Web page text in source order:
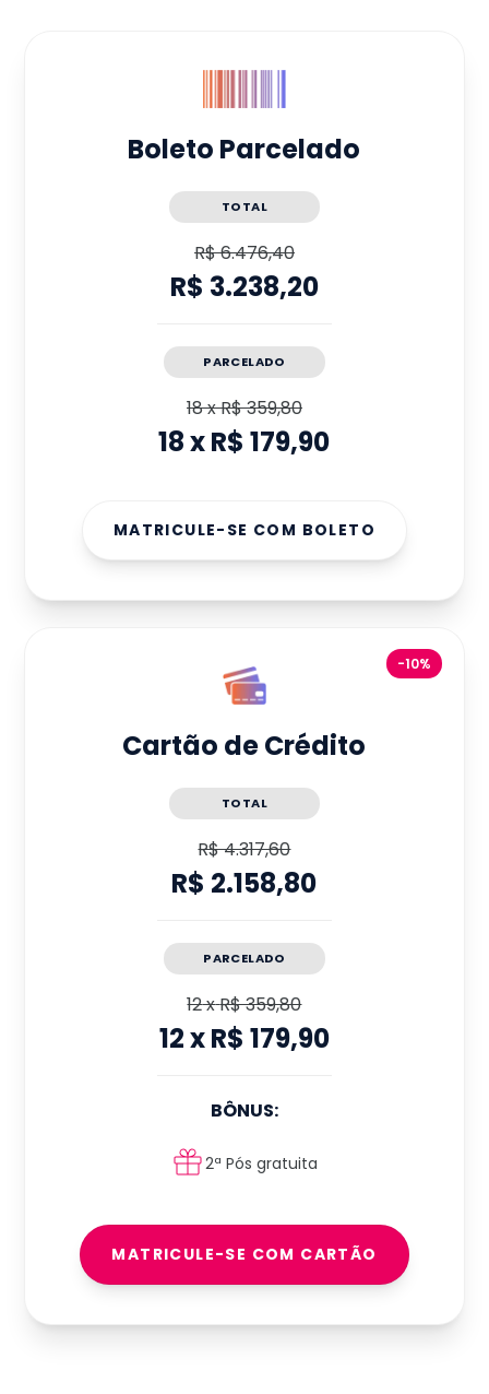
Boleto Parcelado
TOTAL
R$ 6.476,40
R$ 3.238,20
PARCELADO
18xR$ 359,80
18xR$ 179,90
MATRICULE-SE COM BOLETO
-10%
Cartão de Crédito
TOTAL
R$ 4.317,60
R$ 2.158,80
PARCELADO
12xR$ 359,80
12xR$ 179,90
BÔNUS:
2ª Pós gratuita
MATRICULE-SE COM CARTÃO